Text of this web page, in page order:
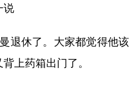
说
休了。大家都觉得他该
上药箱出门了。